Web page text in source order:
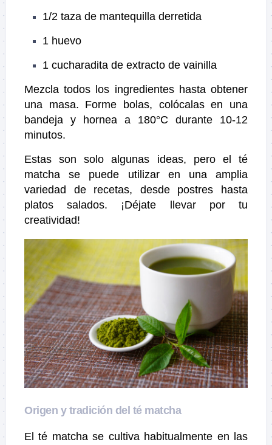
1/2 taza de mantequilla derretida
1 huevo
1 cucharadita de extracto de vainilla
Mezcla todos los ingredientes hasta obtener
una masa. Forme bolas, colócalas en una
bandeja y hornea a 180°C durante 10-12
minutos.
Estas son solo algunas ideas, pero el té
matcha se puede utilizar en una amplia
variedad de recetas, desde postres hasta
platos salados. ¡Déjate llevar por tu
creatividad!
Origen y tradición del té matcha
El té matcha se cultiva habitualmente en las